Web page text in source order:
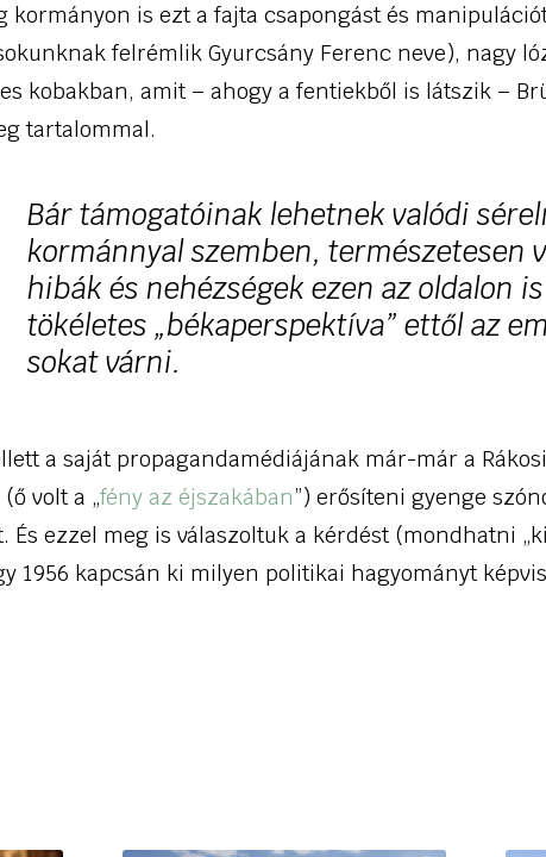
kormányon is ezt a fajta csapongást és
felrémlik Gyurcsány Ferenc neve), nagy
kobakban, amit – ahogy a fentiekből is látszik –
tartalommal.
Bár támogatóinak lehetnek valódi
kormánnyal szemben, természetesen
hibák és nehézségek ezen az oldalon
tökéletes „békaperspektíva” ettől az
sokat várni.
a saját propagandamédiájának már-már a
volt a „fény az éjszakában”) erősíteni gyenge
És ezzel meg is válaszoltuk a kérdést (mondhatni
1956 kapcsán ki milyen politikai hagyományt